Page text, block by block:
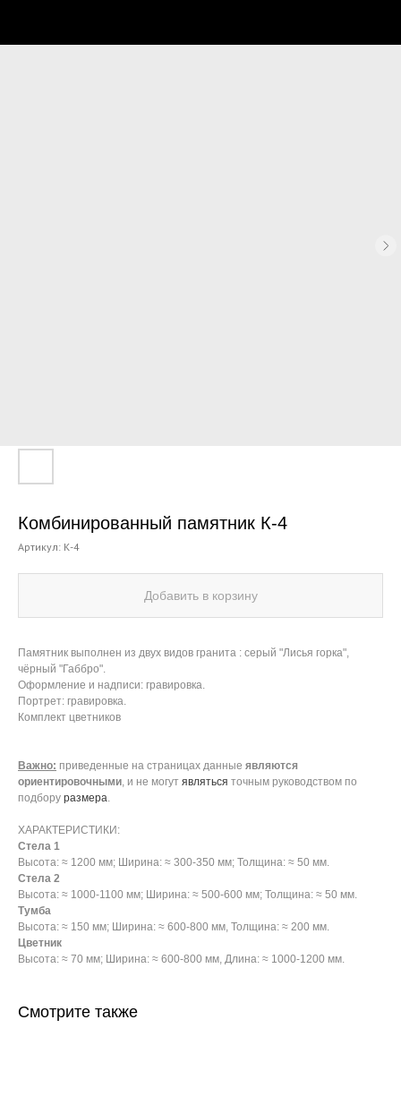
Комбинированный памятник К-4
Артикул: К-4
Добавить в корзину
Памятник выполнен из двух видов гранита : серый "Лисья горка",
чёрный "Габбро".
Оформление и надписи: гравировка.
Портрет: гравировка.
Комплект цветников
Важно: приведенные на страницах данные являются
ориентировочными, и не могут являться точным руководством по
подбору размера.
ХАРАКТЕРИСТИКИ:
Стела 1
Высота: ≈ 1200 мм; Ширина: ≈ 300-350 мм; Толщина: ≈ 50 мм.
Стела 2
Высота: ≈ 1000-1100 мм; Ширина: ≈ 500-600 мм; Толщина: ≈ 50 мм.
Тумба
Высота: ≈ 150 мм; Ширина: ≈ 600-800 мм, Толщина: ≈ 200 мм.
Цветник
Высота: ≈ 70 мм; Ширина: ≈ 600-800 мм, Длина: ≈ 1000-1200 мм.
Смотрите также